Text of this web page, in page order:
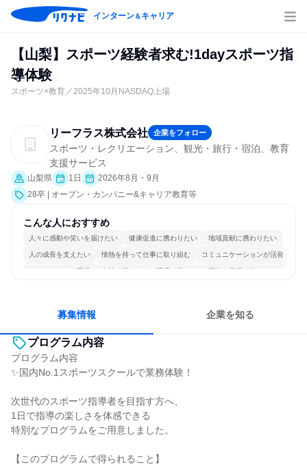
インターン＆キャリア
【山梨】スポーツ経験者求む!1dayスポーツ指
導体験
スポーツ×教育／2025年10月NASDAQ上場
リーフラス株式会社 企業をフォロー
スポーツ・レクリエーション、観光・旅行・宿泊、教育
支援サービス
山梨県 1日
2026年8月・9月
28卒 | オープン・カンパニー&キャリア教育等
こんな人におすすめ
人々に感動や笑いを届けたい 健康促進に携わりたい 地域貢献に携わりたい
人の成長を支えたい 情熱を持って仕事に取り組む コミュニケーションが活発
チームワークを重視 女性が働きやすい環境で働ける 明確な目標を追いかける
募集情報 企業を知る
プログラム内容
プログラム内容
✨国内No.1スポーツスクールで業務体験！
次世代のスポーツ指導者を目指す方へ、
1日で指導の楽しさを体感できる
特別なプログラムをご用意しました。
【このプログラムで得られること】